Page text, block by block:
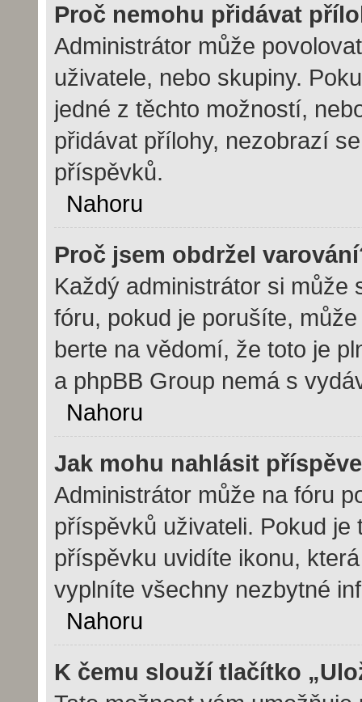
Proč nemohu přidávat
Administrátor může
uživatele, nebo skupiny.
jedné z těchto možností,
přidávat přílohy, nezobrazí
příspěvků.
Nahoru
Proč jsem obdržel
Každý administrátor si může
fóru, pokud je porušíte,
berte na vědomí, že toto je
a phpBB Group nemá s
Nahoru
Jak mohu nahlásit
Administrátor může na fóru
příspěvků uživateli. Pokud
příspěvku uvidíte ikonu,
vyplníte všechny nezbytné
Nahoru
K čemu slouží tlačítko